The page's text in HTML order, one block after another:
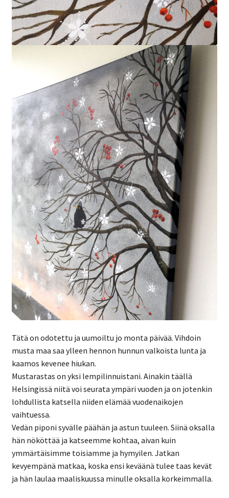
Tätä on odotettu ja uumoiltu jo monta päivää. Vihdoin
musta maa saa ylleen hennon hunnun valkoista lunta ja
kaamos kevenee hiukan.
Mustarastas on yksi lempilinnuistani. Ainakin täällä
Helsingissä niitä voi seurata ympäri vuoden ja on jotenkin
lohdullista katsella niiden elämää vuodenaikojen
vaihtuessa.
Vedän piponi syvälle päähän ja astun tuuleen. Siinä oksalla
hän nököttää ja katseemme kohtaa, aivan kuin
ymmärtäisimme toisiamme ja hymyilen. Jatkan
kevyempänä matkaa, koska ensi keväänä tulee taas kevät
ja hän laulaa maaliskuussa minulle oksalla korkeimmalla.